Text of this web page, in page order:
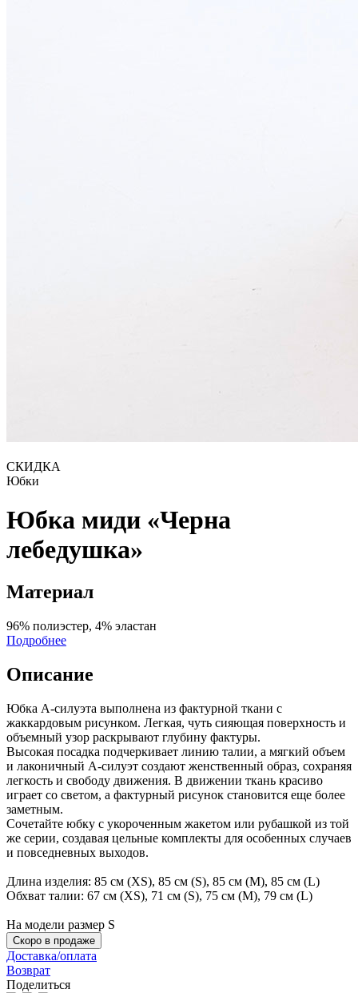
СКИДКА
Юбки
Юбка миди «Черна
лебедушка»
Материал
96% полиэстер, 4% эластан
Подробнее
Описание
Юбка А-силуэта выполнена из фактурной ткани с
жаккардовым рисунком. Легкая, чуть сияющая поверхность и
объемный узор раскрывают глубину фактуры.
Высокая посадка подчеркивает линию талии, а мягкий объем
и лаконичный А-силуэт создают женственный образ, сохраняя
легкость и свободу движения. В движении ткань красиво
играет со светом, а фактурный рисунок становится еще более
заметным.
Сочетайте юбку с укороченным жакетом или рубашкой из той
же серии, создавая цельные комплекты для особенных случаев
и повседневных выходов.
Длина изделия: 85 см (XS), 85 см (S), 85 см (M), 85 см (L)
Обхват талии: 67 см (XS), 71 см (S), 75 см (М), 79 см (L)
На модели размер S
Скоро в продаже
Доставка/оплата
Возврат
Поделиться